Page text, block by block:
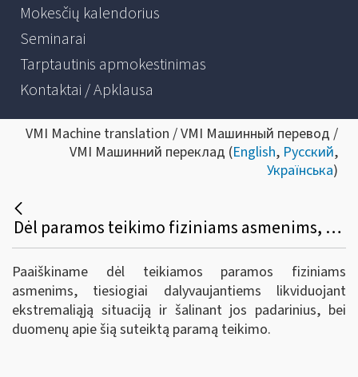
Mokesčių kalendorius
Seminarai
Tarptautinis apmokestinimas
Kontaktai / Apklausa
VMI Machine translation / VMI Машинный перевод /
VMI Машинний переклад (English, Русский,
Українська)
Dėl paramos teikimo fiziniams asmenims, dalyvaujantiems likviduojant ekstremaliąją situaciją ir šalinant jos padarinius
Paaiškiname dėl teikiamos paramos fiziniams
asmenims, tiesiogiai dalyvaujantiems likviduojant
ekstremaliąją situaciją ir šalinant jos padarinius, bei
duomenų apie šią suteiktą paramą teikimo.